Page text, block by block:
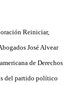
Reiniciar,
José Alvear
de Derechos
del partido político